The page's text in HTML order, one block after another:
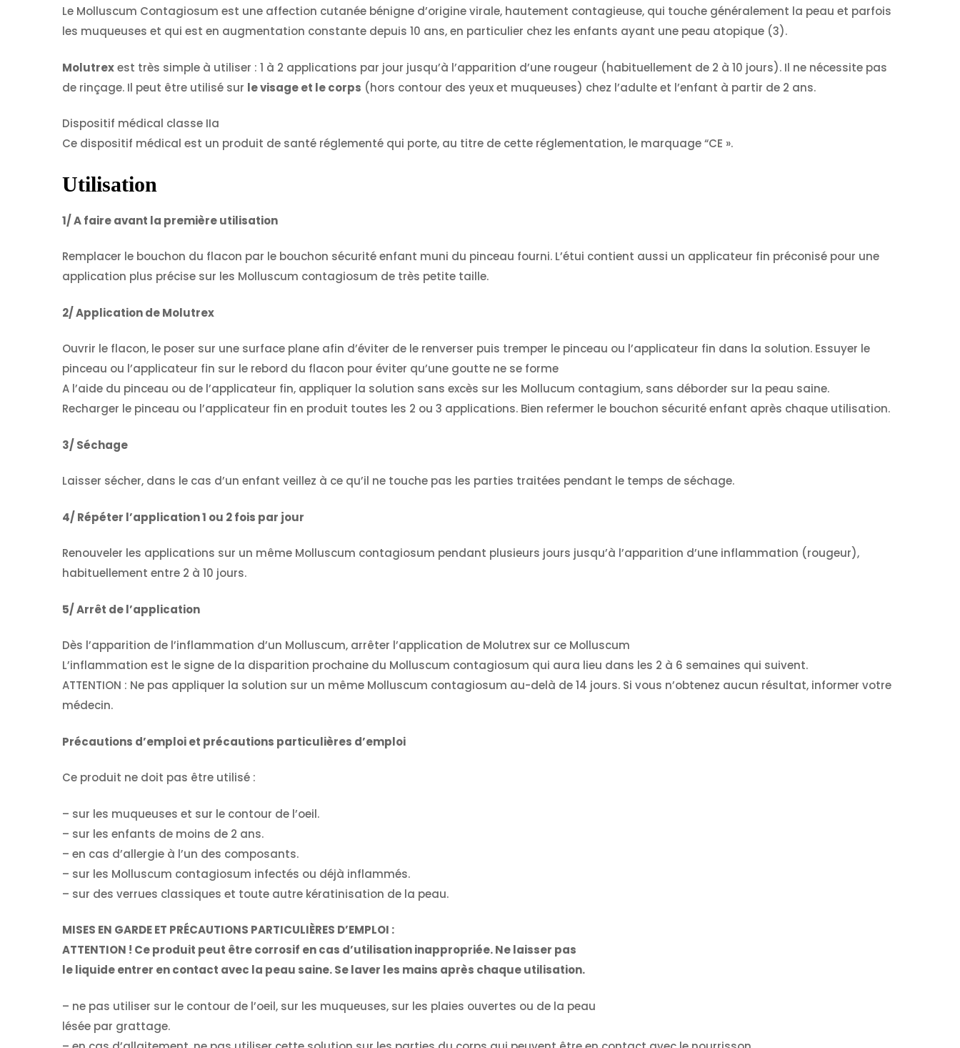
Le Molluscum Contagiosum est une affection cutanée bénigne d’origine virale, hautement contagieuse, qui touche généralement la peau et parfois
les muqueuses et qui est en augmentation constante depuis 10 ans, en particulier chez les enfants ayant une peau atopique (3).
Molutrexest très simple à utiliser : 1 à 2 applications par jour jusqu’à l’apparition d’une rougeur (habituellement de 2 à 10 jours). Il ne nécessite pas
de rinçage. Il peut être utilisé sur le visage et le corps (hors contour des yeux et muqueuses) chez l’adulte et l’enfant à partir de 2 ans.
Dispositif médical classe IIa
Ce dispositif médical est un produit de santé réglementé qui porte, au titre de cette réglementation, le marquage “CE ».
Utilisation
1/ A faire avant la première utilisation
Remplacer le bouchon du flacon par le bouchon sécurité enfant muni du pinceau fourni. L’étui contient aussi un applicateur fin préconisé pour une
application plus précise sur les Molluscum contagiosum de très petite taille.
2/ Application de Molutrex
Ouvrir le flacon, le poser sur une surface plane afin d’éviter de le renverser puis tremper le pinceau ou l’applicateur fin dans la solution. Essuyer le
pinceau ou l’applicateur fin sur le rebord du flacon pour éviter qu’une goutte ne se forme
A l’aide du pinceau ou de l’applicateur fin, appliquer la solution sans excès sur les Mollucum contagium, sans déborder sur la peau saine.
Recharger le pinceau ou l’applicateur fin en produit toutes les 2 ou 3 applications. Bien refermer le bouchon sécurité enfant après chaque utilisation.
3/ Séchage
Laisser sécher, dans le cas d’un enfant veillez à ce qu’il ne touche pas les parties traitées pendant le temps de séchage.
4/ Répéter l’application 1 ou 2 fois par jour
Renouveler les applications sur un même Molluscum contagiosum pendant plusieurs jours jusqu’à l’apparition d’une inflammation (rougeur),
habituellement entre 2 à 10 jours.
5/ Arrêt de l’application
Dès l’apparition de l’inflammation d’un Molluscum, arrêter l’application de Molutrex sur ce Molluscum
L’inflammation est le signe de la disparition prochaine du Molluscum contagiosum qui aura lieu dans les 2 à 6 semaines qui suivent.
ATTENTION : Ne pas appliquer la solution sur un même Molluscum contagiosum au-delà de 14 jours. Si vous n’obtenez aucun résultat, informer votre
médecin.
Précautions d’emploi et précautions particulières d’emploi
Ce produit ne doit pas être utilisé :
– sur les muqueuses et sur le contour de l’oeil.
– sur les enfants de moins de 2 ans.
– en cas d’allergie à l’un des composants.
– sur les Molluscum contagiosum infectés ou déjà inflammés.
– sur des verrues classiques et toute autre kératinisation de la peau.
MISES EN GARDE ET PRÉCAUTIONS PARTICULIÈRES D’EMPLOI :
ATTENTION ! Ce produit peut être corrosif en cas d’utilisation inappropriée. Ne laisser pas
le liquide entrer en contact avec la peau saine. Se laver les mains après chaque utilisation.
– ne pas utiliser sur le contour de l’oeil, sur les muqueuses, sur les plaies ouvertes ou de la peau
lésée par grattage.